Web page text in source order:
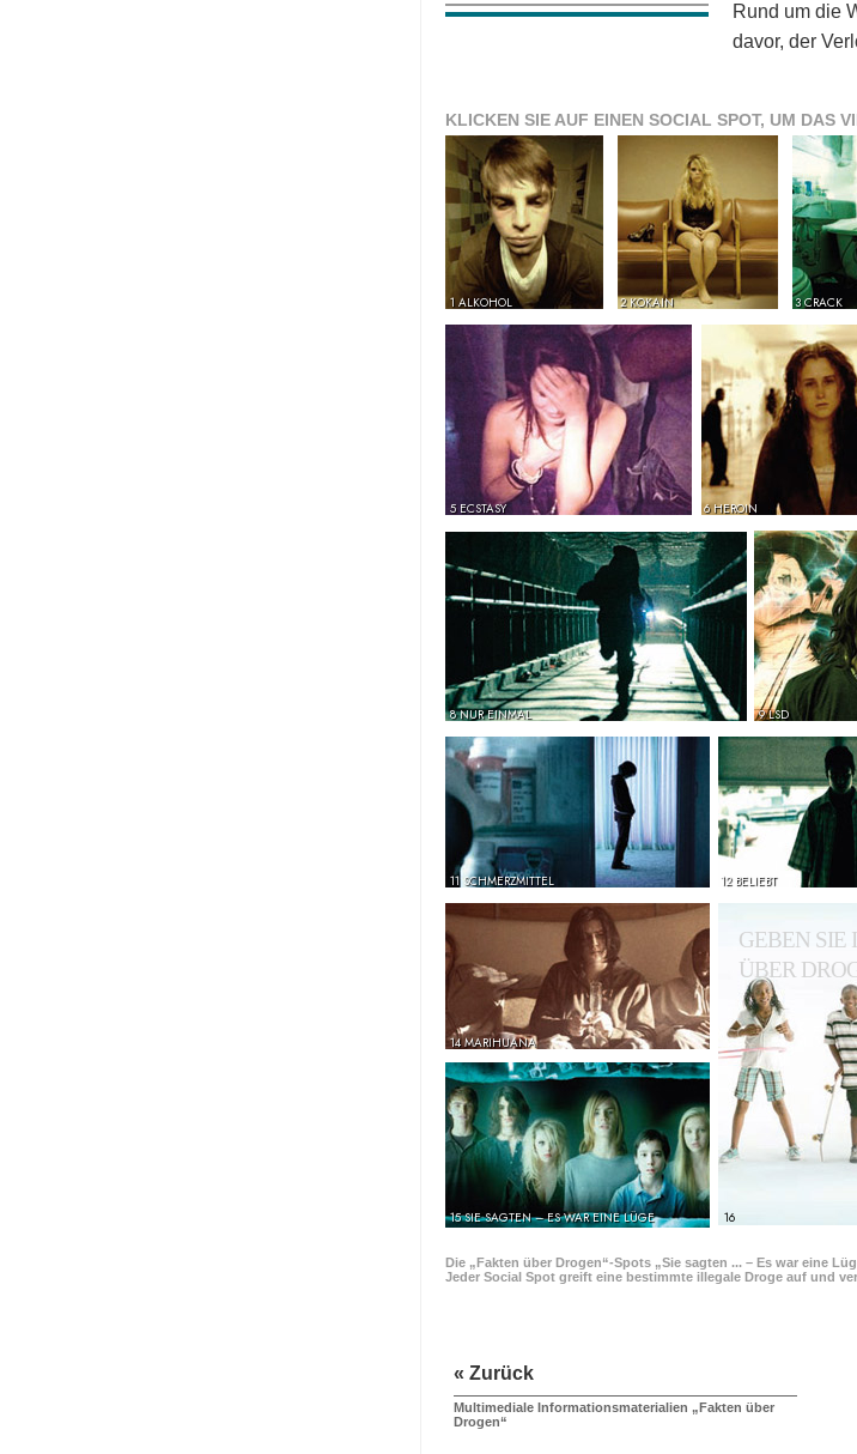
Rund um die
davor, der
KLICKEN SIE AUF EINEN SOCIAL SPOT, UM DAS
1 ALKOHOL 2 KOKAIN 3 CRACK
5 ECSTASY 6 HEROIN
8 NUR EINMAL 9 LSD
11 SCHMERZMITTEL 12 BELIEBT
14 MARIHUANA
15 SIE SAGTEN – ES WAR EINE LÜGE 16
GEBEN SIE
ÜBER
Die „Fakten über Drogen“-Spots „Sie sagten ... – Es war eine
Jeder Social Spot greift eine bestimmte illegale Droge auf und
« Zurück
Multimediale Informationsmaterialien „Fakten über
Drogen“